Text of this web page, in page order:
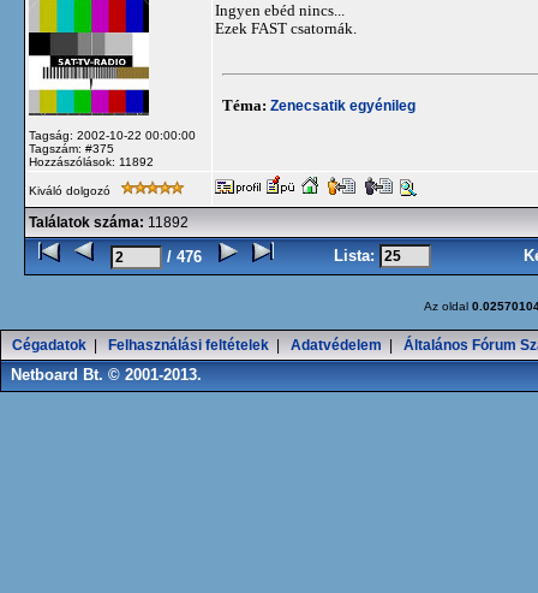
Tagság: 2002-10-22 00:00:00
Tagszám: #375
Hozzászólások: 11892
Ingyen ebéd nincs...
Ezek FAST csatornák.
Téma: Zenecsatik egyénileg
Kiváló dolgozó
Találatok száma: 11892
/ 476 Lista:
Az oldal
Cégadatok Felhasználási feltételek Adatvédelem Általános Fórum
Netboard Bt. © 2001-2013.